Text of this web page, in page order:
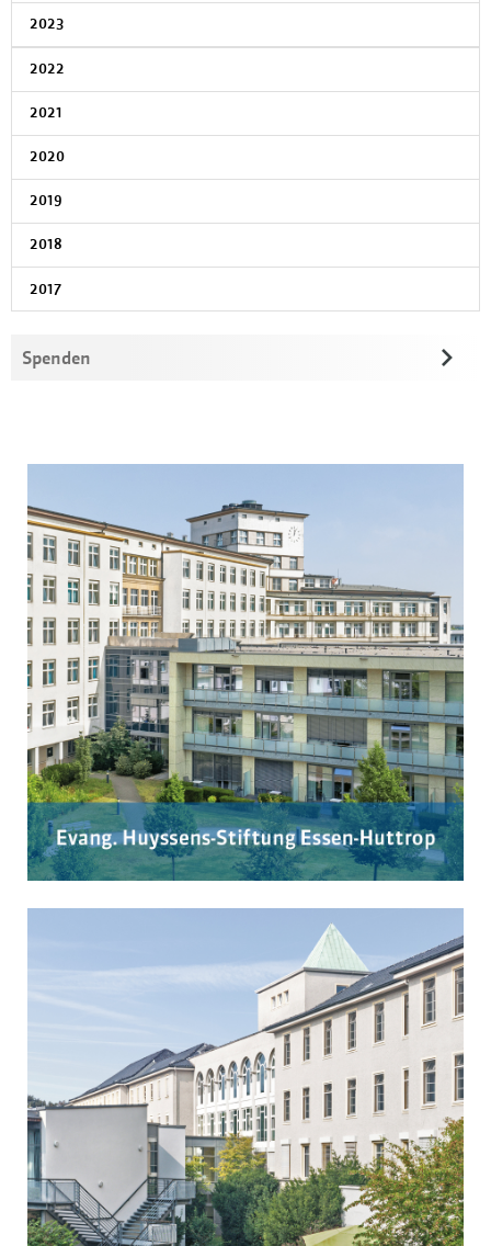
2023
2022
2021
2020
2019
2018
2017
Spenden